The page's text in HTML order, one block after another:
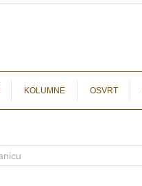
KOLUMNE OSVRT